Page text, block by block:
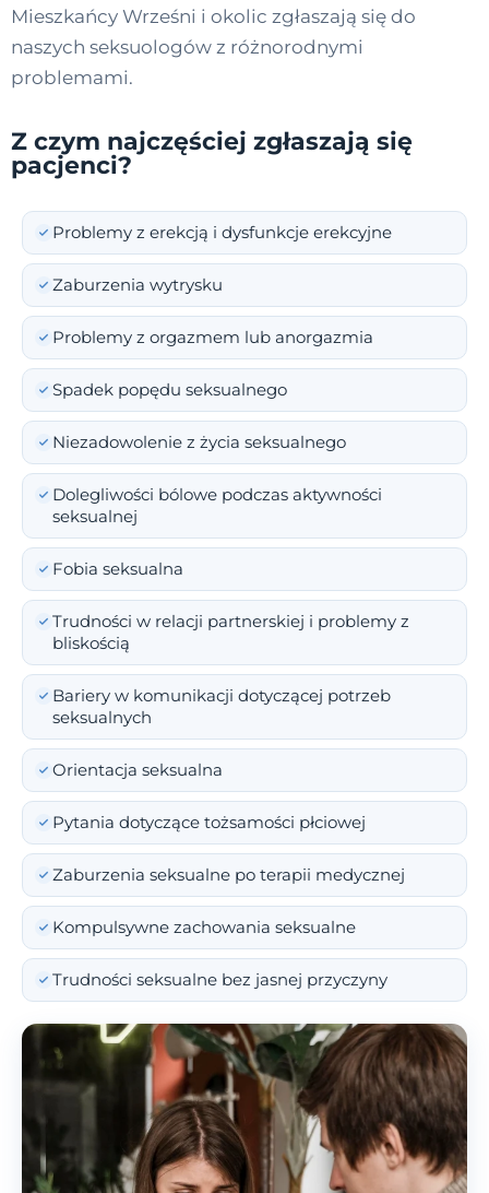
Mieszkańcy Wrześni i okolic zgłaszają się do
naszych seksuologów z różnorodnymi
problemami.
Z czym najczęściej zgłaszają się
pacjenci?
Problemy z erekcją i dysfunkcje erekcyjne
Zaburzenia wytrysku
Problemy z orgazmem lub anorgazmia
Spadek popędu seksualnego
Niezadowolenie z życia seksualnego
Dolegliwości bólowe podczas aktywności
seksualnej
Fobia seksualna
Trudności w relacji partnerskiej i problemy z
bliskością
Bariery w komunikacji dotyczącej potrzeb
seksualnych
Orientacja seksualna
Pytania dotyczące tożsamości płciowej
Zaburzenia seksualne po terapii medycznej
Kompulsywne zachowania seksualne
Trudności seksualne bez jasnej przyczyny